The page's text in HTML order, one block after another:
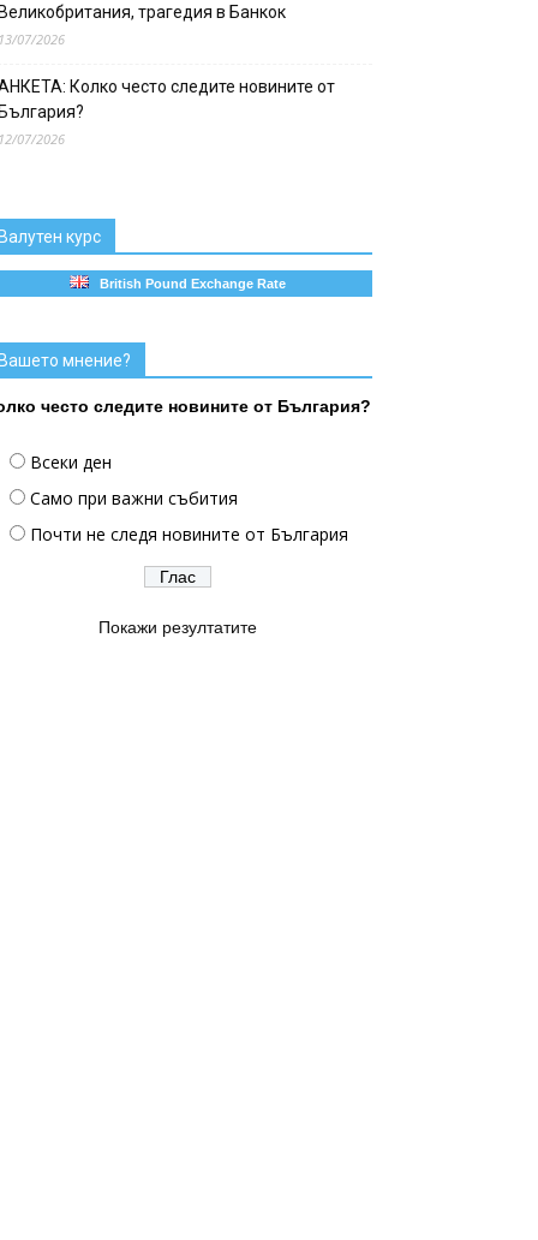
трагедия в Банкок
07/2026
Колко често следите новините от
07/2026
курс
British Pound Exchange Rate
мнение?
често следите новините от България?
Всеки ден
Само при важни събития
Почти не следя новините от България
Покажи резултатите